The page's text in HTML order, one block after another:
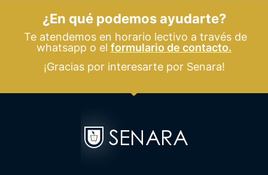
¿En qué podemos ayudarte?
Te atendemos en horario lectivo a través de
whatsapp o el formulario de contacto.
¡Gracias por interesarte por Senara!